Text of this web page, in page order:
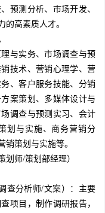
预测分析、市场开发、
的高素质人才。
与实务、市场调查与预
技术、营销心理学、营
、客户服务技能、分销
案策划、多媒体设计与
调查与预测实习、会计
划与实施、商务营销分
策划与实施等。
划师/策划部经理）
查分析师/文案）：主要
项目，制作调研报告，